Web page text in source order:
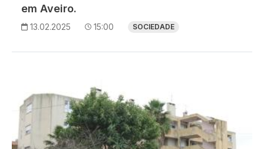
em Aveiro.
13.02.2025 15:00 SOCIEDADE